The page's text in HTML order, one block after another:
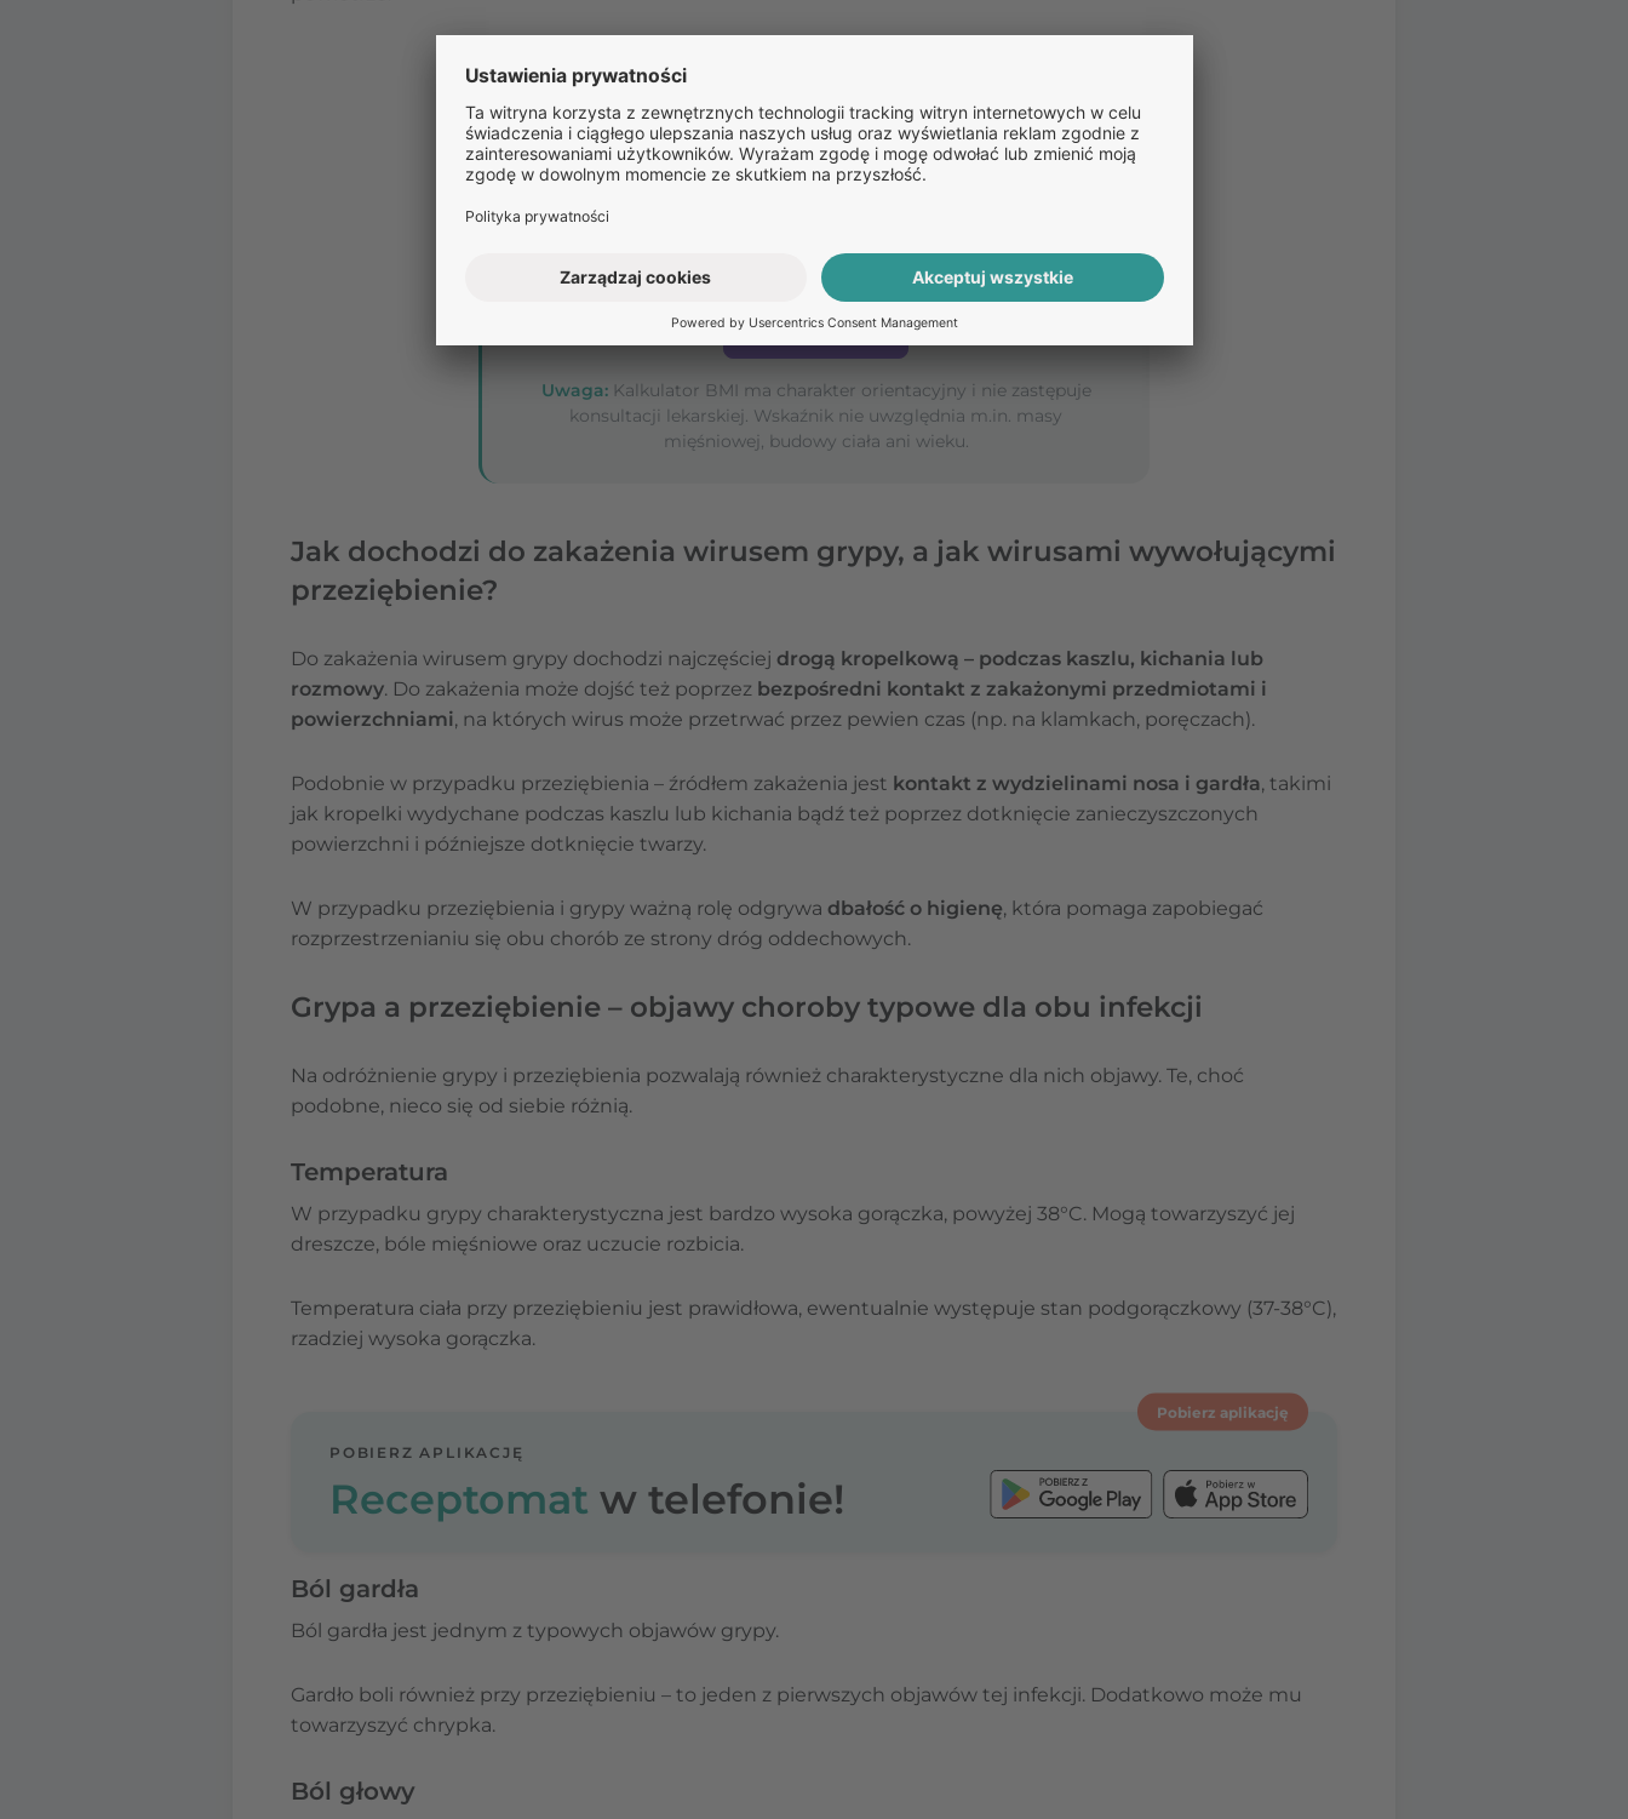
Obliczswoje BMI
Sprawdź, czy kwalifikujesz się do
leczenia nadwagi lub otyłości
OBLICZ BMI
Uwaga:Kalkulator BMI ma charakter orientacyjny i nie zastępuje
konsultacji lekarskiej. Wskaźnik nie uwzględnia m.in. masy
mięśniowej, budowy ciała ani wieku.
Jak dochodzi do zakażenia wirusem grypy, a jak wirusami wywołującymi
przeziębienie?
Do zakażenia wirusem grypy dochodzi najczęściej drogą kropelkową – podczas kaszlu, kichania lub
rozmowy. Do zakażenia może dojść też poprzez bezpośredni kontakt z zakażonymi przedmiotami i
powierzchniami, na których wirus może przetrwać przez pewien czas (np. na klamkach, poręczach).
Podobnie w przypadku przeziębienia – źródłem zakażenia jest kontakt z wydzielinami nosa i gardła, takimi
jak kropelki wydychane podczas kaszlu lub kichania bądź też poprzez dotknięcie zanieczyszczonych
powierzchni i późniejsze dotknięcie twarzy.
W przypadku przeziębienia i grypy ważną rolę odgrywa dbałość o higienę, która pomaga zapobiegać
rozprzestrzenianiu się obu chorób ze strony dróg oddechowych.
Grypa a przeziębienie – objawy choroby typowe dla obu infekcji
Na odróżnienie grypy i przeziębienia pozwalają również charakterystyczne dla nich objawy. Te, choć
podobne, nieco się od siebie różnią.
Temperatura
W przypadku grypy charakterystyczna jest bardzo wysoka gorączka, powyżej 38°C. Mogą towarzyszyć jej
dreszcze, bóle mięśniowe oraz uczucie rozbicia.
Temperatura ciała przy przeziębieniu jest prawidłowa, ewentualnie występuje stan podgorączkowy (37-38°C),
rzadziej wysoka gorączka.
Pobierz aplikację
POBIERZ APLIKACJĘ
Receptomat w telefonie!
Ból gardła
Ból gardła jest jednym z typowych objawów grypy.
Gardło boli również przy przeziębieniu – to jeden z pierwszych objawów tej infekcji. Dodatkowo może mu
towarzyszyć chrypka.
Ból głowy